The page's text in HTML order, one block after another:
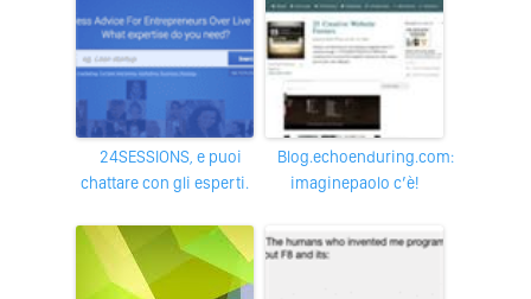
24SESSIONS, e puoi
chattare con gli esperti.
blog.echoenduring.com:
imaginepaolo c’è!